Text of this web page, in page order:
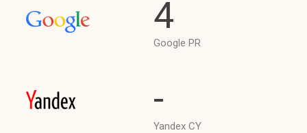
4
Google PR
-
Yandex CY